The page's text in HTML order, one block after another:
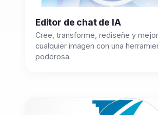
Editor de chat de IA
Cree, transforme, rediseñe y
cualquier imagen con una
poderosa.